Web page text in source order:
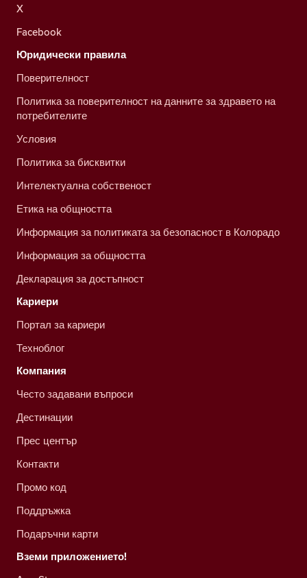
X
Facebook
Юридически правила
Поверителност
Политика за поверителност на данните за здравето на
потребителите
Условия
Политика за бисквитки
Интелектуална собственост
Етика на общността
Информация за политиката за безопасност в Колорадо
Информация за общността
Декларация за достъпност
Кариери
Портал за кариери
Техноблог
Компания
Често задавани въпроси
Дестинации
Прес център
Контакти
Промо код
Поддръжка
Подаръчни карти
Вземи приложението!